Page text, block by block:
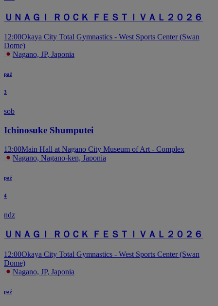
ＵＮＡＧＩ ＲＯＣＫ ＦＥＳＴＩＶＡＬ２０２６
12:00Okaya City Total Gymnastics - West Sports Center (Swan
Dome)
Nagano, JP, Japonia
paź
3
sob
Ichinosuke Shumputei
13:00Main Hall at Nagano City Museum of Art - Complex
Nagano, Nagano-ken, Japonia
paź
4
ndz
ＵＮＡＧＩ ＲＯＣＫ ＦＥＳＴＩＶＡＬ２０２６
12:00Okaya City Total Gymnastics - West Sports Center (Swan
Dome)
Nagano, JP, Japonia
paź